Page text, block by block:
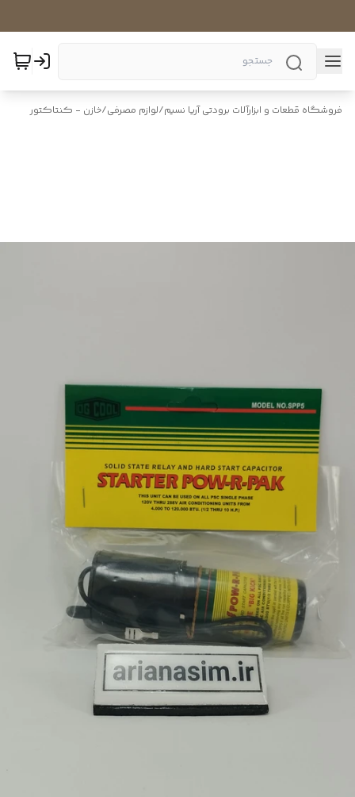
فروشگاه قطعات و ابزارآلات برودتی آریا نسیم/لوازم مصرفی/خازن - کنتاکتور